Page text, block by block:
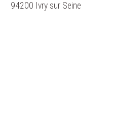
94200 Ivry sur Seine